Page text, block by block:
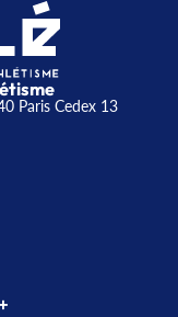
Paris Cedex 13